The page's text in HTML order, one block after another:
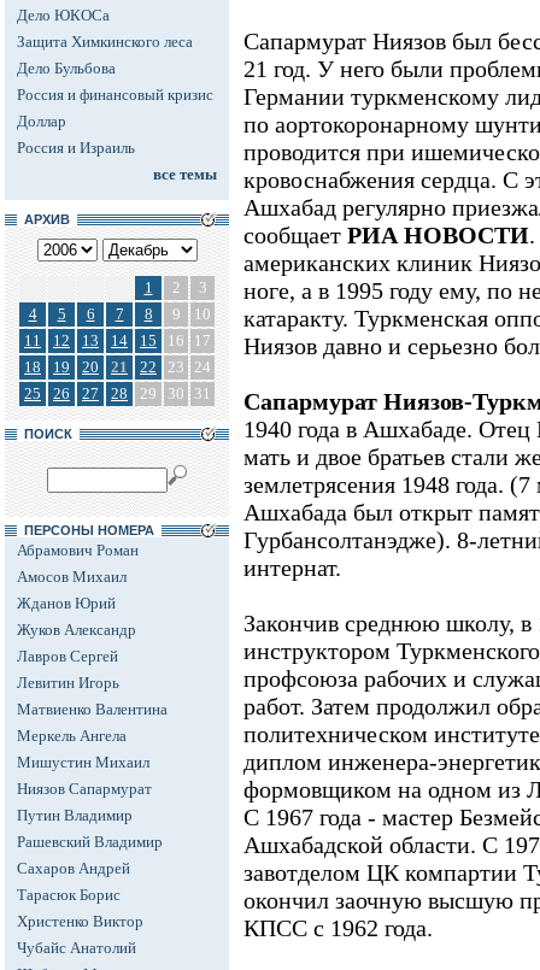
Дело ЮКОСа
Защита Химкинского леса
Дело Бульбова
Россия и финансовый кризис
Доллар
Россия и Израиль
все темы
АРХИВ
1 2
3
4
5 6 7 8 9
10
11
12 13 14 15 16
17
18
19 20 21 22 23 24
25
26 27 28 29 30 31
ПОИСК
ПЕРСОНЫ НОМЕРА
Абрамович Роман
Амосов Михаил
Жданов Юрий
Жуков Александр
Лавров Сергей
Левитин Игорь
Матвиенко Валентина
Меркель Ангела
Мишустин Михаил
Ниязов Сапармурат
Путин Владимир
Рашевский Владимир
Сахаров Андрей
Тарасюк Борис
Христенко Виктор
Чубайс Анатолий
Сапармурат Ниязов был
21 год. У него были
Германии туркменскому
по аортокоронарному
проводится при
кровоснабжения сердца. С
Ашхабад регулярно
сообщает РИА НОВОСТИ
американских клиник
ноге, а в 1995 году ему, по
катаракту. Туркменская
Ниязов давно и серьезно
Сапармурат Ниязов-
1940 года в Ашхабаде.
мать и двое братьев стали
землетрясения 1948 года.
Ашхабада был открыт
Гурбансолтанэдже). 8-
интернат.
Закончив среднюю школу, в
инструктором
профсоюза рабочих и
работ. Затем продолжил
политехническом
диплом инженера-
формовщиком на одном из
С 1967 года - мастер
Ашхабадской области. С
завотделом ЦК компартии
окончил заочную высшую
КПСС с 1962 года.